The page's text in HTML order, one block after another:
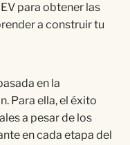
para obtener las
a construir tu
en la
Para ella, el éxito
a pesar de los
en cada etapa del